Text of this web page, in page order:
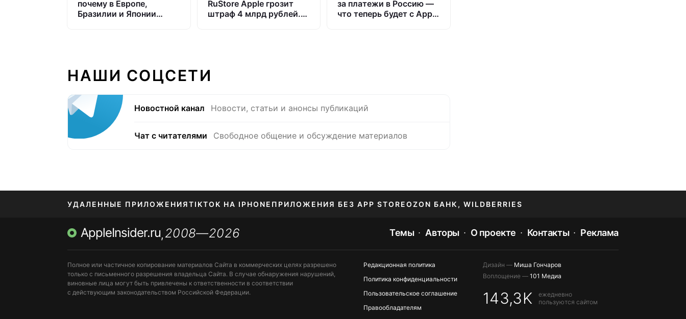
почему в Европе,
Бразилии и Японии
RuStore Apple грозит
штраф 4 млрд рублей.
за платежи в Россию —
что теперь будет с App
НАШИ СОЦСЕТИ
Новостной канал Новости, статьи и анонсы публикаций
Чат с читателями Свободное общение и обсуждение материалов
УДАЛЕННЫЕ ПРИЛОЖЕНИЯTIKTOK НА IPHONE ПРИЛОЖЕНИЯ БЕЗ APP STOREOZON БАНК, WILDBERRIES
МЕССЕНДЖЕРЫ KAKAOTALK, B…ПОПОЛНЕНИЕ APPLE ID
AppleInsider.ru, 2008—2026 Темы Авторы О проекте Контакты Реклама
Полное или частичное копирование материалов Сайта в коммерческих целях разрешено
только с письменного разрешения владельца Сайта. В случае обнаружения нарушений,
виновные лица могут быть привлечены к ответственности в соответствии
с действующим законодательством Российской Федерации.
Редакционная политика
Политика конфиденциальности
Пользовательское соглашение
Правообладателям
Дизайн — Миша Гончаров
Воплощение — 101 Медиа
143,3K
ежедневно
пользуются сайтом